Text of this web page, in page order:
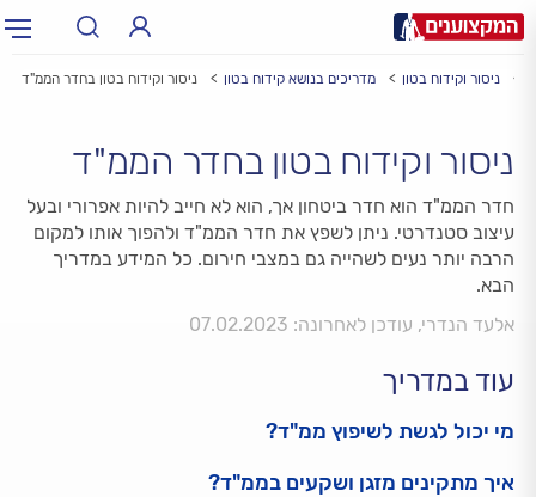
עיר: תל אביב, חיפה…
ניסור וקידוח בטון מדריכים בנושא קידוח בטון ניסור וקידוח בטון בחדר הממ"ד
ניסור וקידוח בטון בחדר הממ"ד
חדר הממ"ד הוא חדר ביטחון אך, הוא לא חייב להיות אפרורי ובעל
עיצוב סטנדרטי. ניתן לשפץ את חדר הממ"ד ולהפוך אותו למקום
הרבה יותר נעים לשהייה גם במצבי חירום. כל המידע במדריך
הבא.
אלעד הנדרי, עודכן לאחרונה: 07.02.2023
עוד במדריך
מי יכול לגשת לשיפוץ ממ"ד?
איך מתקינים מזגן ושקעים בממ"ד?